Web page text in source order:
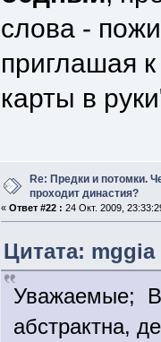
слова -
приглашая
карты в
Re: Предки и потомки.
проходит династия?
« Ответ #22 : 24 Окт. 2009,
Цитата: mggia
Уважаемые;
абстрактна,